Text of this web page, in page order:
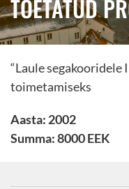
TOETATUD
“Laule segakooridele
toimetamiseks
Aasta: 2002
Summa: 8000 EEK